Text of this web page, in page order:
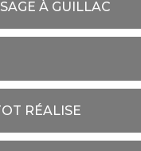
À GUILLAC
RÉALISE